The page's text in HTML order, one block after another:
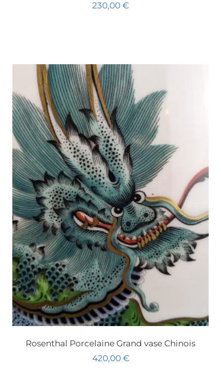
230,00 €
Rosenthal Porcelaine Grand vase Chinois
420,00 €